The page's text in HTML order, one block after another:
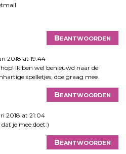
Beantwoorden
2018 at 19:44
Ik ben wel benieuwd naar de
spelletjes, doe graag mee.
Beantwoorden
2018 at 21:04
je mee doet:)
Beantwoorden